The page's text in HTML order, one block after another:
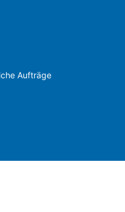
Aufträge